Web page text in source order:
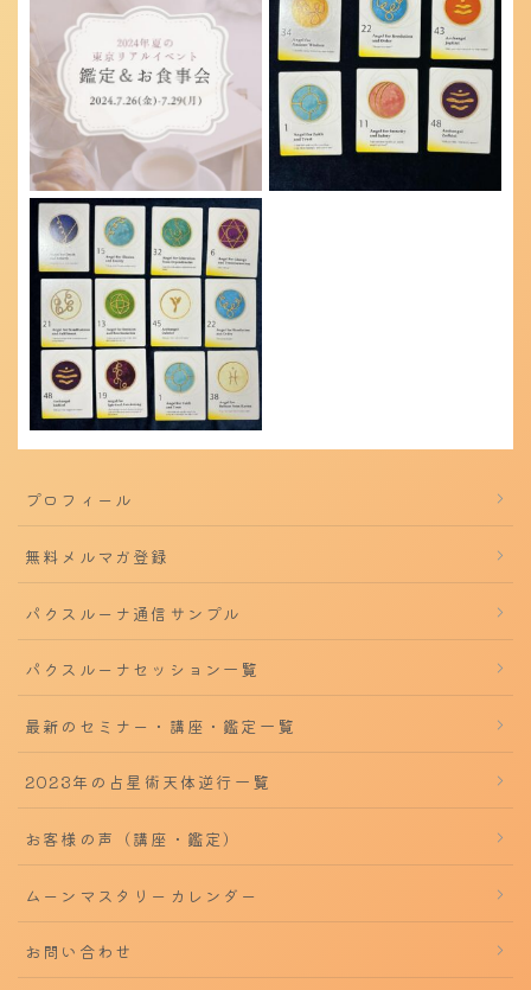
プロフィール
無料メルマガ登録
パクスルーナ通信サンプル
パクスルーナセッション一覧
最新のセミナー・講座・鑑定一覧
2023年の占星術天体逆行一覧
お客様の声（講座・鑑定）
ムーンマスタリーカレンダー
お問い合わせ